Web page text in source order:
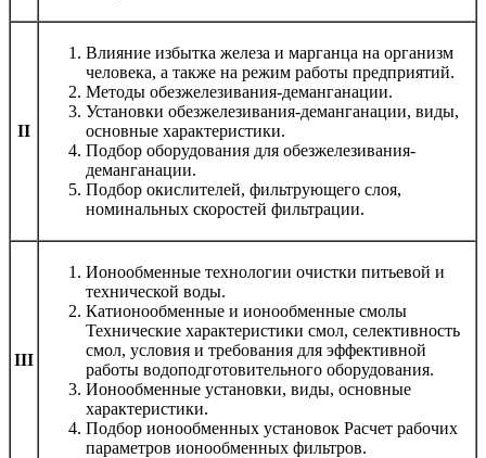
II
Влияние избытка железа и марганца на организм
человека, а также на режим работы предприятий.
Методы обезжелезивания-деманганации.
Установки обезжелезивания-деманганации, виды,
основные характеристики.
Подбор оборудования для обезжелезивания-
деманганации.
Подбор окислителей, фильтрующего слоя,
номинальных скоростей фильтрации.
III
Ионообменные технологии очистки питьевой и
технической воды.
Катионообменные и ионообменные смолы
Технические характеристики смол, селективность
смол, условия и требования для эффективной
работы водоподготовительного оборудования.
Ионообменные установки, виды, основные
характеристики.
Подбор ионообменных установок Расчет рабочих
параметров ионообменных фильтров.